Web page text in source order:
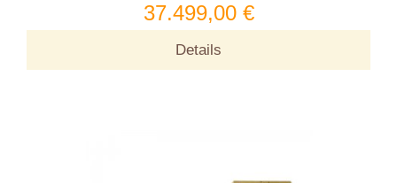
37.499,00 €
Details